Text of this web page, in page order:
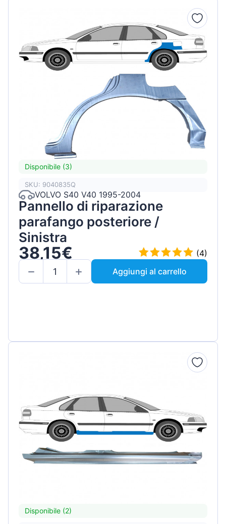
Disponibile (3)
SKU: 9040835Q
VOLVO S40 V40 1995-2004
Pannello di riparazione
parafango posteriore /
Sinistra
38,15€
(4)
Aggiungi al carrello
Disponibile (2)